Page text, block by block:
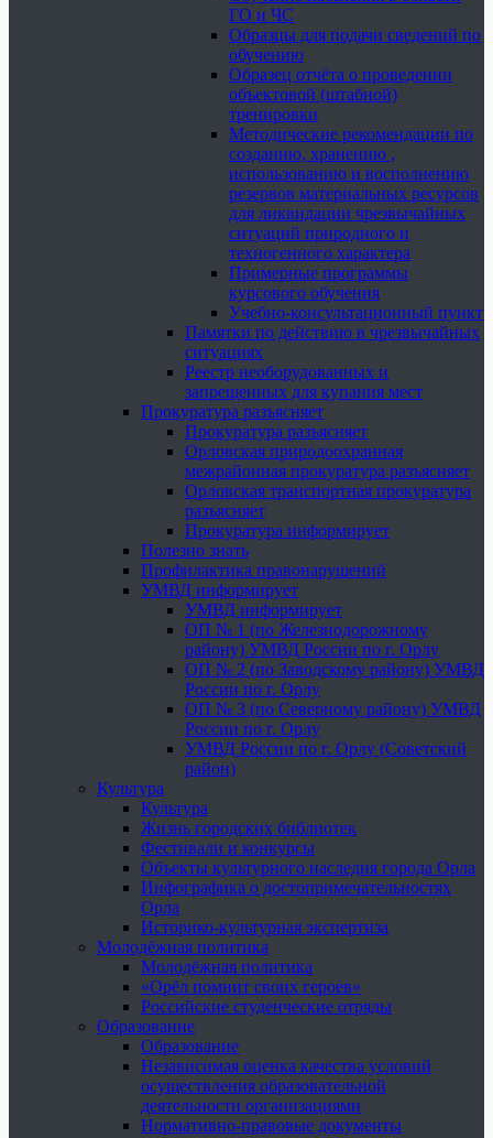
ГО и ЧС
Образцы для подачи сведений по
обучению
Образец отчёта о проведении
объектовой (штабной)
тренировки
Методические рекомендации по
созданию, хранению ,
использованию и восполнению
резервов материальных ресурсов
для ликвидации чрезвычайных
ситуаций природного и
техногенного характера
Примерные программы
курсового обучения
Учебно-консультационный пункт
Памятки по действию в чрезвычайных
ситуациях
Реестр необорудованных и
запрещенных для купания мест
Прокуратура разъясняет
Прокуратура разъясняет
Орловская природоохранная
межрайонная прокуратура разъясняет
Орловская транспортная прокуратура
разъясняет
Прокуратура информирует
Полезно знать
Профилактика правонарушений
УМВД информирует
УМВД информирует
ОП № 1 (по Железнодорожному
району) УМВД России по г. Орлу
ОП № 2 (по Заводскому району) УМВД
России по г. Орлу
ОП № 3 (по Северному району) УМВД
России по г. Орлу
УМВД России по г. Орлу (Советский
район)
Культура
Культура
Жизнь городских библиотек
Фестивали и конкурсы
Объекты культурного наследия города Орла
Инфографика о достопримечательностях
Орла
Историко-культурная экспертиза
Молодёжная политика
Молодёжная политика
«Орёл помнит своих героев»
Российские студенческие отряды
Образование
Образование
Независимая оценка качества условий
осуществления образовательной
деятельности организациями
Нормативно-правовые документы